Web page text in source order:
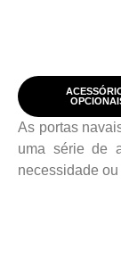
As portas
uma série de
necessidade